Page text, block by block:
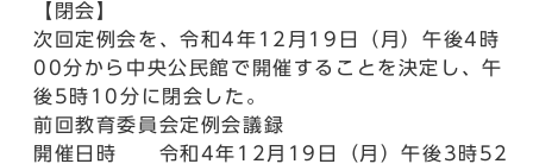
【閉会】
次回定例会を、令和4年12月19日（月）午後4時
00分から中央公民館で開催することを決定し、午
後5時10分に閉会した。
前回教育委員会定例会議録
開催日時 令和4年12月19日（月）午後3時52